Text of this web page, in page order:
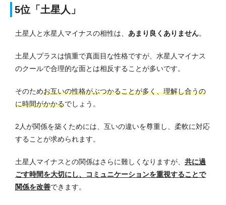
5位「土星人」
土星人と水星人マイナスの相性は、 あまり良くありません。
土星人プラスは慎重で真面目な性格ですが、水星人マイナス
のクールで合理的な面とは相反することが多いです。
そのためお互いの性格がぶつかることが多く、理解し合うの
に時間がかかるでしょう。
2人が関係を築くためには、互いの違いを尊重し、柔軟に対応
することが求められます。
土星人マイナスとの関係はさらに難しくなりますが、 共に過
ごす時間を大切にし、コミュニケーションを重視することで
関係を改善できます。